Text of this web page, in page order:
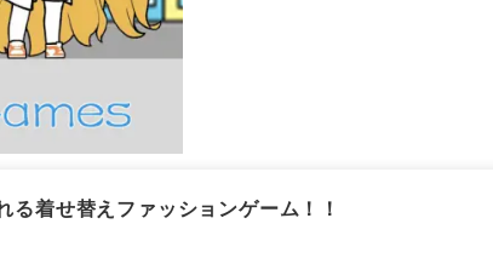
る着せ替えファッションゲーム！！